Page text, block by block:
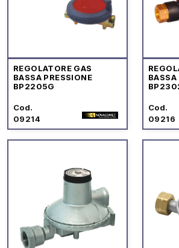
REGOLATORE GAS
BASSA PRESSIONE
BP2205G
Cod.
09214
BASSA
Cod.
09216